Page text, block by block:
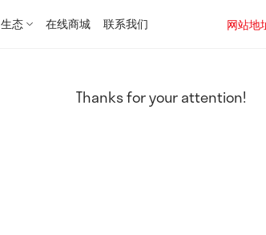
生态 在线商城 联系我们
网站地
Thanks for your attention!